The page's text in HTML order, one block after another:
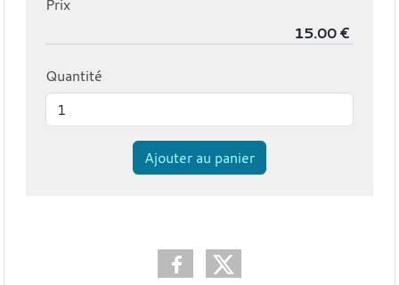
Prix
Quantité
Ajouter au panier